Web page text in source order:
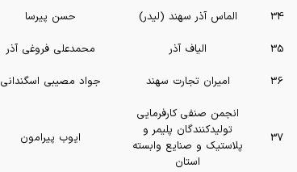
34
الماس آذر سهند (لیدر) حسن پیرسا
35
الیاف آذر محمدعلی فروغی آذر
36
امیران تجارت سهند جواد مصیبی اسگندانی
37
انجمن صنفی کارفرمایی
تولیدکنندگان پلیمر و
پلاستیک و صنایع وابسته
استان
ایوب پیرامون